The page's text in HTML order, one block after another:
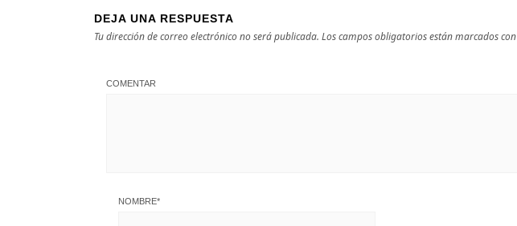
DEJA UNA RESPUESTA
Tu dirección de correo electrónico no será publicada. Los campos obligatorios están marcados con
COMENTAR
NOMBRE*